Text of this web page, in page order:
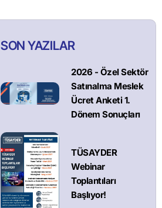
SON YAZILAR
2026 - Özel Sektör
Satınalma Meslek
Ücret Anketi 1.
Dönem Sonuçları
TÜSAYDER
Webinar
Toplantıları
Başlıyor!